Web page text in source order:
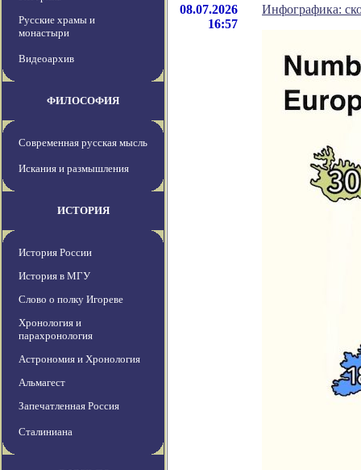
Русские храмы и
монастыри
Видеоархив
ФИЛОСОФИЯ
Современная русская мысль
Искания и размышления
ИСТОРИЯ
История России
История в МГУ
Слово о полку Игореве
Хронология и
парахронология
Астрономия и Хронология
Альмагест
Запечатленная Россия
Сталиниана
08.07.2026
16:57
Инфографика: